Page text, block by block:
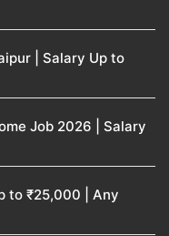
| Salary Up to
Job 2026 | Salary
to ₹25,000 | Any